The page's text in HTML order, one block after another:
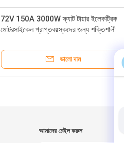
72V 150A 3000W ফ্যাট টায়ার ইলেকট্রিক
মোটরসাইকেল প্রাপ্তবয়স্কদের জন্য শক্তিশালী
ভালো দাম
আমাদের মেইল ​​করুন